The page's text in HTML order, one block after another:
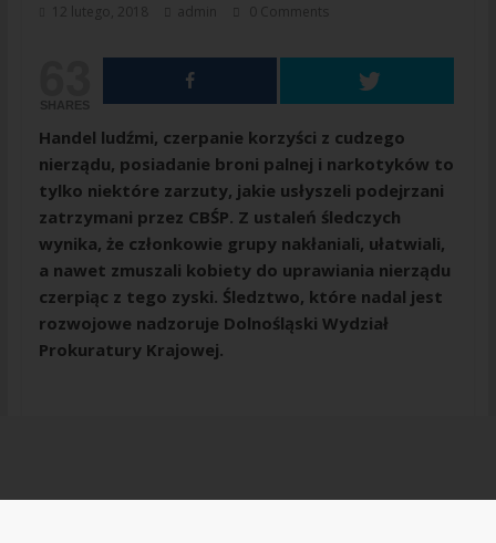
12 lutego, 2018 admin 0 Comments
SHARES
Handel ludźmi, czerpanie korzyści z cudzego
nierządu, posiadanie broni palnej i narkotyków to
tylko niektóre zarzuty, jakie usłyszeli podejrzani
zatrzymani przez CBŚP. Z ustaleń śledczych
wynika, że członkowie grupy nakłaniali, ułatwiali,
a nawet zmuszali kobiety do uprawiania nierządu
czerpiąc z tego zyski. Śledztwo, które nadal jest
rozwojowe nadzoruje Dolnośląski Wydział
Prokuratury Krajowej.